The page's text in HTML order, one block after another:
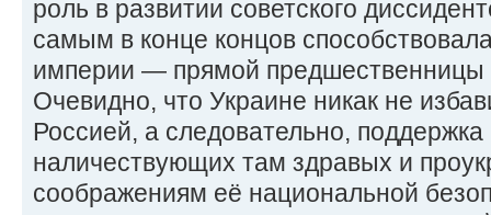
роль в развитии советского
самым в конце концов
империи — прямой предшественницы
Очевидно, что Украине никак не
Россией, а следовательно,
наличествующих там здравых и
соображениям её национальной